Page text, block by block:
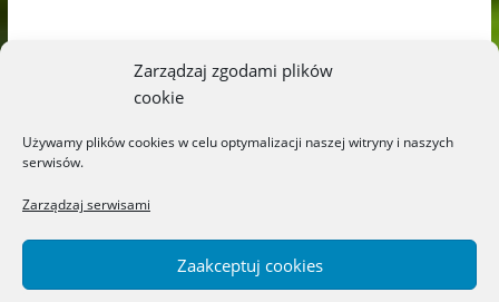
Zarządzaj zgodami plików
cookie
Używamy plików cookies w celu optymalizacji naszej witryny i naszych
serwisów.
Zarządzaj serwisami
Zaakceptuj cookies